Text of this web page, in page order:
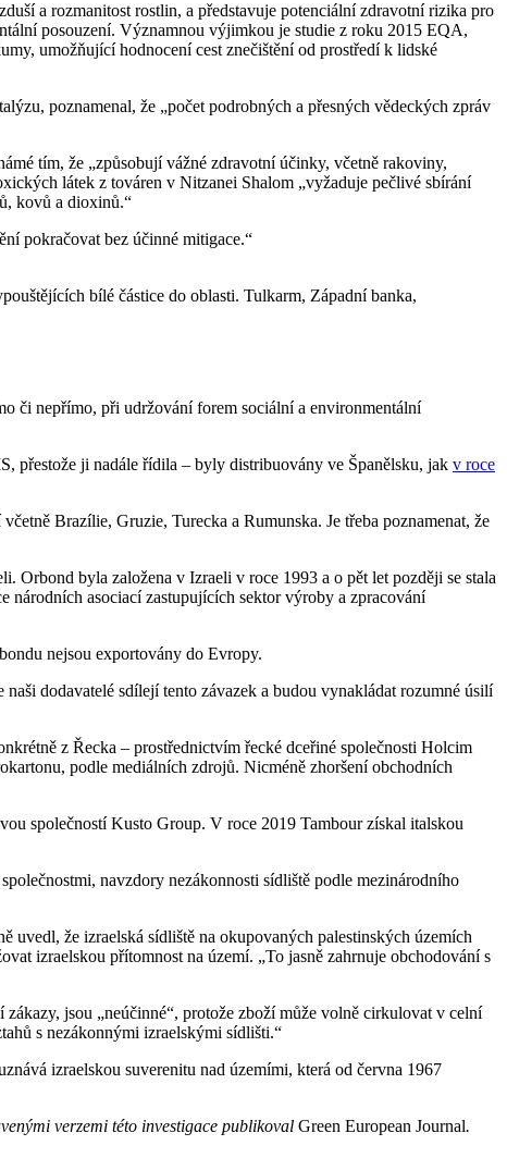
a rozmanitost rostlin, a představuje potenciální zdravotní rizika pro
posouzení. Významnou výjimkou je studie z roku 2015 EQA,
umožňující hodnocení cest znečištění od prostředí k lidské
poznamenal, že „počet podrobných a přesných vědeckých zpráv
tím, že „způsobují vážné zdravotní účinky, včetně rakoviny,
látek z továren v Nitzanei Shalom „vyžaduje pečlivé sbírání
kovů a dioxinů.“
pokračovat bez účinné mitigace.“
bílé částice do oblasti. Tulkarm, Západní banka,
či nepřímo, při udržování forem sociální a environmentální
přestože ji nadále řídila – byly distribuovány ve Španělsku, jak v roce
Brazílie, Gruzie, Turecka a Rumunska. Je třeba poznamenat, že
Orbond byla založena v Izraeli v roce 1993 a o pět let později se stala
národních asociací zastupujících sektor výroby a zpracování
nejsou exportovány do Evropy.
dodavatelé sdílejí tento závazek a budou vynakládat rozumné úsilí
z Řecka – prostřednictvím řecké dceřiné společnosti Holcim
podle mediálních zdrojů. Nicméně zhoršení obchodních
společností Kusto Group. V roce 2019 Tambour získal italskou
navzdory nezákonnosti sídliště podle mezinárodního
uvedl, že izraelská sídliště na okupovaných palestinských územích
izraelskou přítomnost na území. „To jasně zahrnuje obchodování s
jsou „neúčinné“, protože zboží může volně cirkulovat v celní
s nezákonnými izraelskými sídlišti.“
izraelskou suverenitu nad územími, která od června 1967
verzemi této investigace publikoval Green European Journal.